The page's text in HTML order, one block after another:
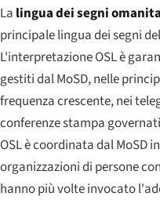
La lingua dei segni omanita
principale lingua dei segni
L'interpretazione OSL è
gestiti dal MoSD, nelle
frequenza crescente, nei
conferenze stampa
OSL è coordinata dal MoSD
organizzazioni di persone
hanno più volte invocato